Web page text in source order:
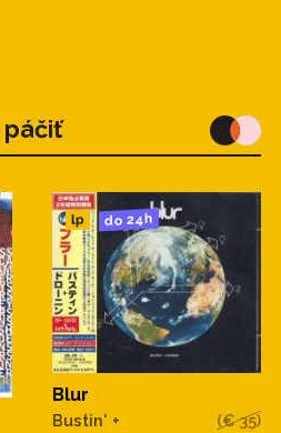
páčiť
lp do 24h
Blur
Bustin' +
(€ 35)